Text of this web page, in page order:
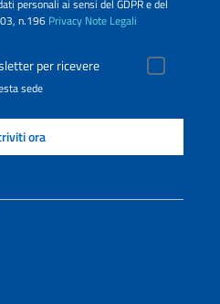
personali ai sensi del GDPR e del
n.196 Privacy Note Legali
per ricevere
sede